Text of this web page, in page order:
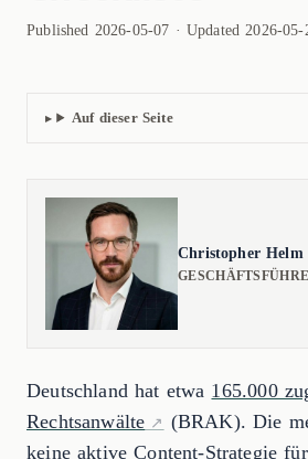
Published 2026-05-07 · Updated 2026-
Auf dieser Seite
Christopher Helm
Deutschland hat etwa 165.000
Rechtsanwälte
(BRAK). Die
keine aktive Content-Strategie